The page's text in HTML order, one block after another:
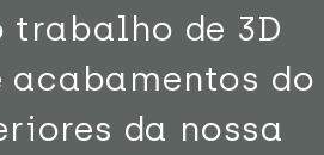
de 3D
do
da nossa